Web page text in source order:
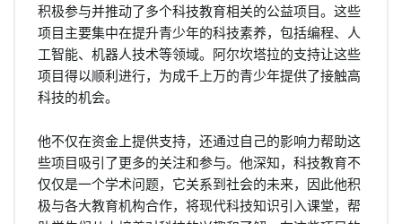
积极参与并推动了多个科技教育相关的公益项目。这些
项目主要集中在提升青少年的科技素养，包括编程、人
工智能、机器人技术等领域。阿尔坎塔拉的支持让这些
项目得以顺利进行，为成千上万的青少年提供了接触高
科技的机会。
他不仅在资金上提供支持，还通过自己的影响力帮助这
些项目吸引了更多的关注和参与。他深知，科技教育不
仅仅是一个学术问题，它关系到社会的未来，因此他积
极与各大教育机构合作，将现代科技知识引入课堂，帮